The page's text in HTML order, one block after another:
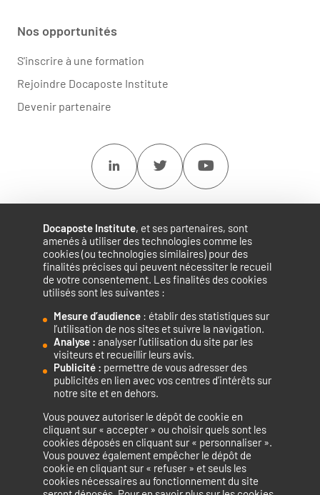
Docaposte Institute, et ses partenaires, sont
amenés à utiliser des technologies comme les
cookies (ou technologies similaires) pour des
finalités précises qui peuvent nécessiter le recueil
de votre consentement. Les finalités des cookies
utilisés sont les suivantes :
Mesure d’audience : établir des statistiques sur
l’utilisation de nos sites et suivre la navigation.
Analyse : analyser l’utilisation du site par les
visiteurs et recueillir leurs avis.
Publicité : permettre de vous adresser des
publicités en lien avec vos centres d’intérêts sur
notre site et en dehors.
Vous pouvez autoriser le dépôt de cookie en
cliquant sur « accepter » ou choisir quels sont les
cookies déposés en cliquant sur « personnaliser ».
Vous pouvez également empêcher le dépôt de
cookie en cliquant sur « refuser » et seuls les
cookies nécessaires au fonctionnement du site
Accélérateur de compétences numériques.
La certification qualité a été délivrée au titre de la catégorie
d’action suivante : ACTIONS DE FORMATION
Nos opportunités
S'inscrire à une formation
Rejoindre Docaposte Institute
Devenir partenaire
Linkedin Twitter Youtube